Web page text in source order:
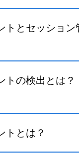
トとセッション
トの検出とは？
トとは？